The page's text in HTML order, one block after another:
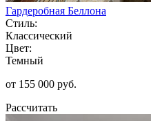
Гардеробная Беллона
Стиль:
Классический
Цвет:
Темный
от 155 000 руб.
Рассчитать